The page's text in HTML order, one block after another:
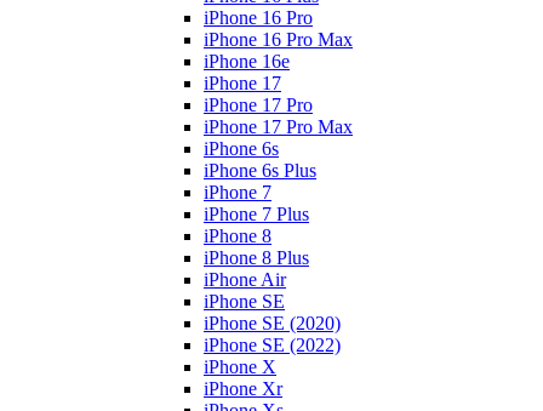
iPhone 16 Pro
iPhone 16 Pro Max
iPhone 16e
iPhone 17
iPhone 17 Pro
iPhone 17 Pro Max
iPhone 6s
iPhone 6s Plus
iPhone 7
iPhone 7 Plus
iPhone 8
iPhone 8 Plus
iPhone Air
iPhone SE
iPhone SE (2020)
iPhone SE (2022)
iPhone X
iPhone Xr